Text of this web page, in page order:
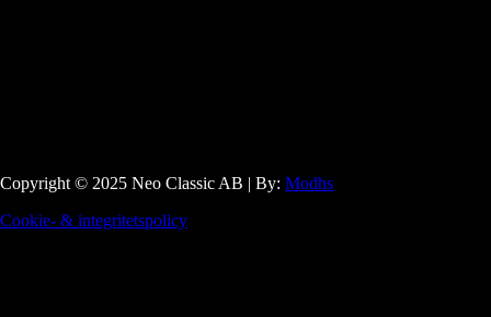
Copyright © 2025 Neo Classic AB | By: Modhs
Cookie- & integritetspolicy